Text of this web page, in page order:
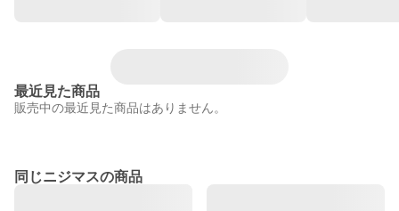
最近見た商品
販売中の最近見た商品はありません。
同じニジマスの商品